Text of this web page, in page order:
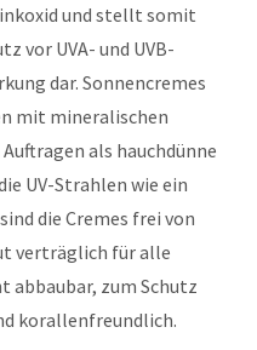
und stellt somit
vor UVA- und UVB-
dar. Sonnencremes
mit mineralischen
als hauchdünne
UV-Strahlen wie ein
die Cremes frei von
verträglich für alle
abbaubar, zum Schutz
korallenfreundlich.